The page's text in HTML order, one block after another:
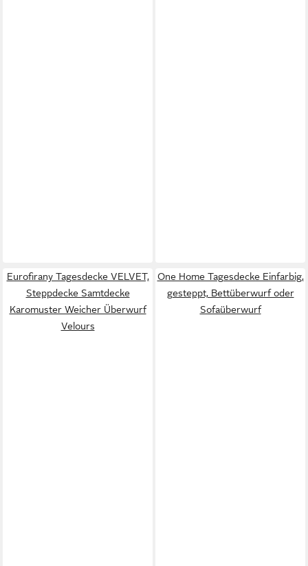
Eurofirany Tagesdecke VELVET,
Steppdecke Samtdecke
Karomuster Weicher Überwurf
Velours
One Home Tagesdecke Einfarbig,
gesteppt, Bettüberwurf oder
Sofaüberwurf